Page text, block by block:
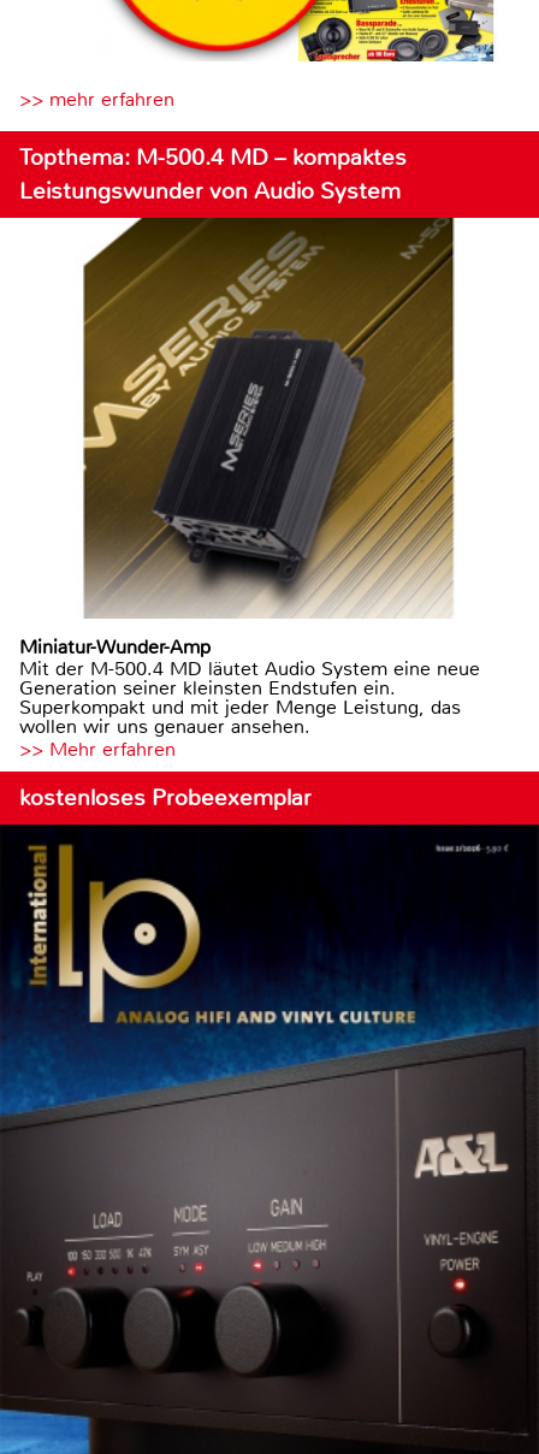
>> mehr erfahren
Topthema: M-500.4 MD – kompaktes
Leistungswunder von Audio System
Miniatur-Wunder-Amp
Mit der M-500.4 MD läutet Audio System eine neue
Generation seiner kleinsten Endstufen ein.
Superkompakt und mit jeder Menge Leistung, das
wollen wir uns genauer ansehen.
>> Mehr erfahren
kostenloses Probeexemplar